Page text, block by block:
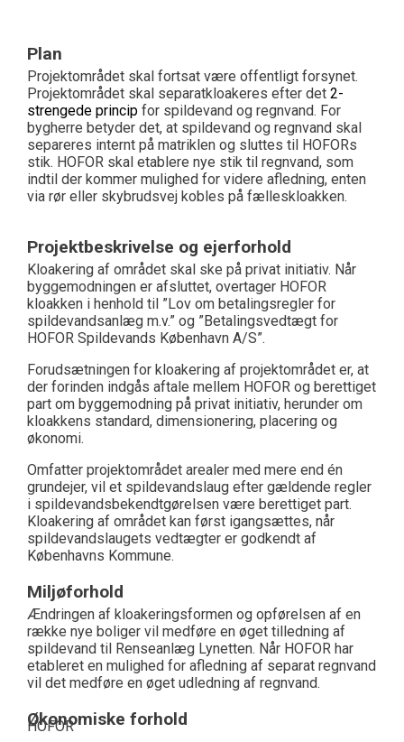
Plan
Projektområdet skal fortsat være offentligt forsynet.
Projektområdet skal separatkloakeres efter det 2-
strengede princip for spildevand og regnvand. For
bygherre betyder det, at spildevand og regnvand skal
separeres internt på matriklen og sluttes til HOFORs
stik. HOFOR skal etablere nye stik til regnvand, som
indtil der kommer mulighed for videre afledning, enten
via rør eller skybrudsvej kobles på fælleskloakken.
Projektbeskrivelse og ejerforhold
Kloakering af området skal ske på privat initiativ. Når
byggemodningen er afsluttet, overtager HOFOR
kloakken i henhold til ”Lov om betalingsregler for
spildevandsanlæg m.v.” og ”Betalingsvedtægt for
HOFOR Spildevands København A/S”.
Forudsætningen for kloakering af projektområdet er, at
der forinden indgås aftale mellem HOFOR og berettiget
part om byggemodning på privat initiativ, herunder om
kloakkens standard, dimensionering, placering og
økonomi.
Omfatter projektområdet arealer med mere end én
grundejer, vil et spildevandslaug efter gældende regler
i spildevandsbekendtgørelsen være berettiget part.
Kloakering af området kan først igangsættes, når
spildevandslaugets vedtægter er godkendt af
Københavns Kommune.
Miljøforhold
Ændringen af kloakeringsformen og opførelsen af en
række nye boliger vil medføre en øget tilledning af
spildevand til Renseanlæg Lynetten. Når HOFOR har
etableret en mulighed for afledning af separat regnvand
vil det medføre en øget udledning af regnvand.
Økonomiske forhold
HOFOR